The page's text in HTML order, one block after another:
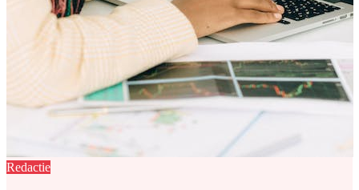
Redactie